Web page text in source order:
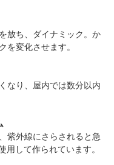
放ち、ダイナミック。か
を変化させます。
なり、屋内では数分以内
紫外線にさらされると急
して作られています。